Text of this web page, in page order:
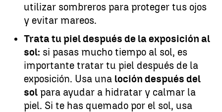
utilizar sombreros para proteger tus ojos
y evitar mareos.
Trata tu piel después de la exposición al
sol: si pasas mucho tiempo al sol, es
importante tratar tu piel después de la
exposición. Usa una loción después del
sol para ayudar a hidratar y calmar la
piel. Si te has quemado por el sol, usa